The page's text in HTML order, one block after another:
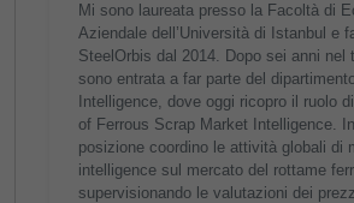
Mi sono laureata presso la Facoltà di
Aziendale dell’Università di Istanbul e
SteelOrbis dal 2014. Dopo sei anni nel
sono entrata a far parte del
Intelligence, dove oggi ricopro il ruolo
of Ferrous Scrap Market Intelligence.
posizione coordino le attività globali di
intelligence sul mercato del rottame
supervisionando le valutazioni dei